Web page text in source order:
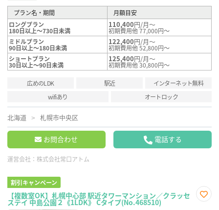
プラン名・期間
月額目安
ロングプラン
180日以上～730日未満
110,400円/月～
初期費用他 77,000円～
ミドルプラン
90日以上～180日未満
122,400円/月～
初期費用他 52,800円～
ショートプラン
30日以上～90日未満
125,400円/月～
初期費用他 30,800円～
広めのLDK 駅近
インターネット無料
wifiあり
オートロック
北海道 札幌市中央区
お問合わせ 電話する
運営会社： 株式会社常口アトム
割引キャンペーン
【複数室OK】札幌中心部 駅近タワーマンション／クラッセ
ステイ 中島公園２《1LDK》 Cタイプ(No.468510)